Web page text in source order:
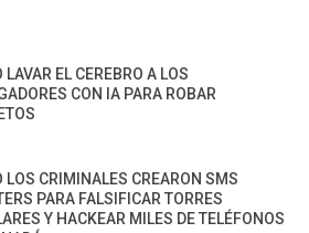
LAVAR EL CEREBRO A LOS
CON IA PARA ROBAR
LOS CRIMINALES CREARON SMS
PARA FALSIFICAR TORRES
Y HACKEAR MILES DE TELÉFONOS